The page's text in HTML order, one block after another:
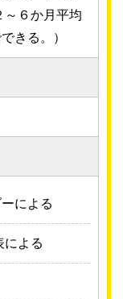
～６か月平均
きる。）
による
による